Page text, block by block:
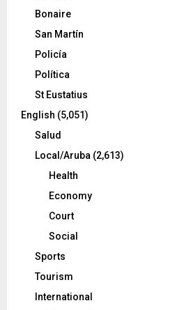
Bonaire
San Martín
Policía
Política
St Eustatius
English (5,051)
Salud
Local/Aruba (2,613)
Health
Economy
Court
Social
Sports
Tourism
International